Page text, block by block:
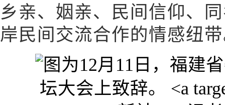
乡亲、姻亲、民间信仰、
岸民间交流合作的情感纽